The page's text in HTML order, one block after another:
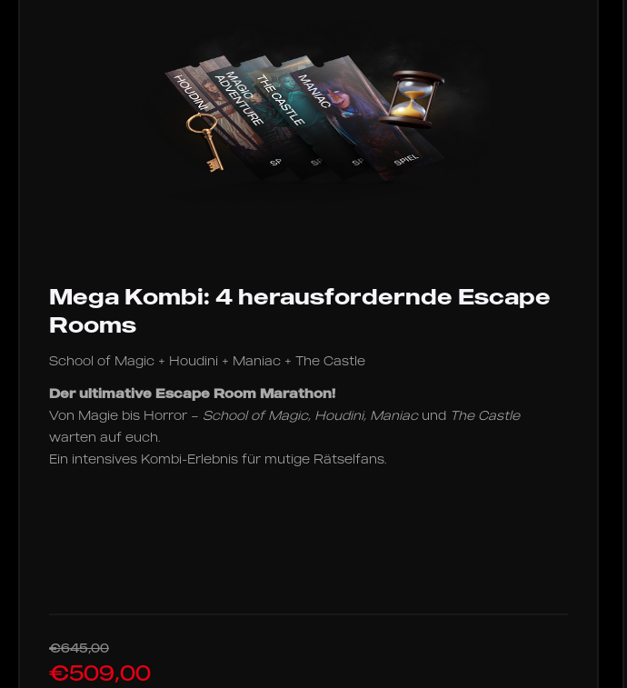
Mega Kombi: 4 herausfordernde Escape
Rooms
School of Magic + Houdini + Maniac + The Castle
Der ultimative Escape Room Marathon!
Von Magie bis Horror – School of Magic, Houdini, Maniacund The Castle
warten auf euch.
Ein intensives Kombi-Erlebnis für mutige Rätselfans.
€645,00
€509,00